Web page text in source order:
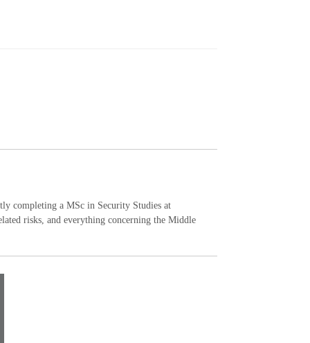
completing a MSc in Security Studies at
risks, and everything concerning the Middle